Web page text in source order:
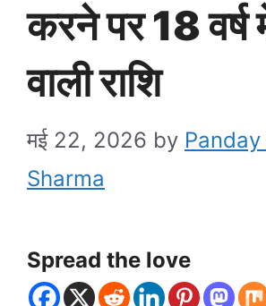
करने पर 18 वर्ष
वाली राशि
मई 22, 2026 by
Sharma
Spread the love